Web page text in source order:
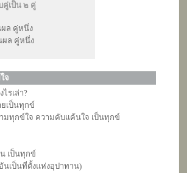
คู่เป็น ๒ คู่
ผล คู่หนึ่ง
ผล คู่หนึ่ง
จ
รเล่า?
เป็นทุกข์
กข์ใจ ความคับแค้นใจ เป็นทุกข์
เป็นทุกข์
นเป็นที่ตั้งแห่งอุปาทาน)